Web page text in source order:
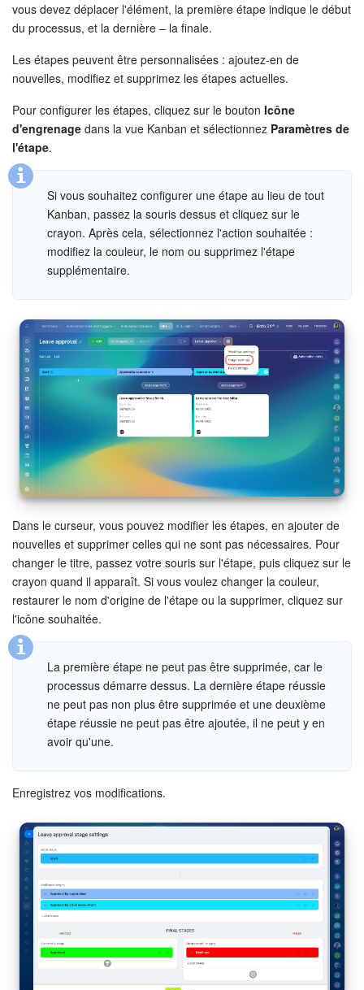
Groupes de travail
Calendriers
Base de connaissances
Sites
Boutique en ligne
Gestion des stocks
CRM
Réservation en ligne
CoPilot - IA dans Bitrix24
Signature électronique
Signature électronique pour les RH
Analytique
BI Builder
Automatisation
Espace des ventes
CRM + Boutique en ligne
Marketing
Market (Applications)
Centre de contact
Widget de l'employé
Téléphonie
vous devez déplacer l'élément, la première étape indique le début
du processus, et la dernière – la finale.
Les étapes peuvent être personnalisées : ajoutez-en de
nouvelles, modifiez et supprimez les étapes actuelles.
Pour configurer les étapes, cliquez sur le bouton Icône
d'engrenage dans la vue Kanban et sélectionnez Paramètres de
l'étape.
Si vous souhaitez configurer une étape au lieu de tout
Kanban, passez la souris dessus et cliquez sur le
crayon. Après cela, sélectionnez l'action souhaitée :
modifiez la couleur, le nom ou supprimez l'étape
supplémentaire.
Dans le curseur, vous pouvez modifier les étapes, en ajouter de
nouvelles et supprimer celles qui ne sont pas nécessaires. Pour
changer le titre, passez votre souris sur l'étape, puis cliquez sur le
crayon quand il apparaît. Si vous voulez changer la couleur,
restaurer le nom d'origine de l'étape ou la supprimer, cliquez sur
l'icône souhaitée.
La première étape ne peut pas être supprimée, car le
processus démarre dessus. La dernière étape réussie
ne peut pas non plus être supprimée et une deuxième
étape réussie ne peut pas être ajoutée, il ne peut y en
avoir qu'une.
Enregistrez vos modifications.